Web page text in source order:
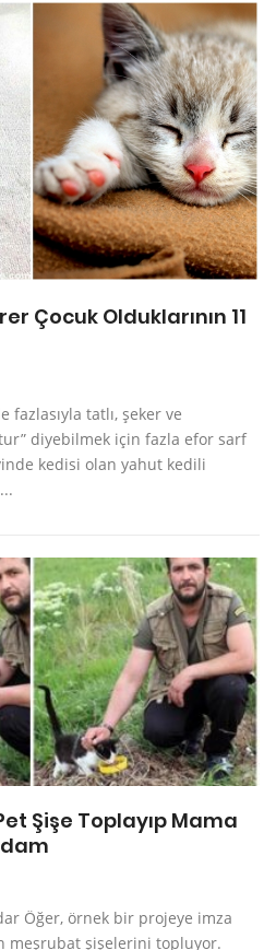
Çocuk Olduklarının 11
tatlı, şeker ve
diyebilmek için fazla efor sarf
kedisi olan yahut kedili
Şişe Toplayıp Mama
Öğer, örnek bir projeye imza
meşrubat şişelerini topluyor.